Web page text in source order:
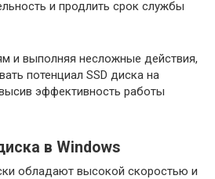
и продлить срок службы
и выполняя несложные действия,
потенциал SSD диска на
эффективность работы
в Windows
обладают высокой скоростью и